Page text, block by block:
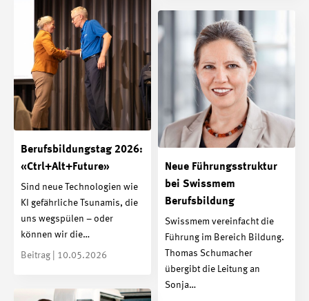
Berufsbildungstag 2026:
«Ctrl+Alt+Future»
Sind neue Technologien wie
KI gefährliche Tsunamis, die
uns wegspülen – oder
können wir die…
Beitrag | 10.05.2026
Neue Führungsstruktur
bei Swissmem
Berufsbildung
Swissmem vereinfacht die
Führung im Bereich Bildung.
Thomas Schumacher
übergibt die Leitung an
Sonja…